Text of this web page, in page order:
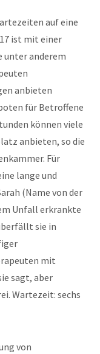
auf eine
ist mit einer
unter anderem
anbieten
für Betroffene
können viele
anbieten, so die
Für
lange und
(Name von der
Unfall erkrankte
sie in
mit
sagt, aber
Wartezeit: sechs
von